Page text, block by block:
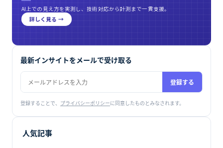
AI上での見え方を実測し、技術対応から計測まで一貫支援。
詳しく見る →
最新インサイトをメールで受け取る
登録する
登録することで、 プライバシーポリシーに同意したものとみなされます。
人気記事